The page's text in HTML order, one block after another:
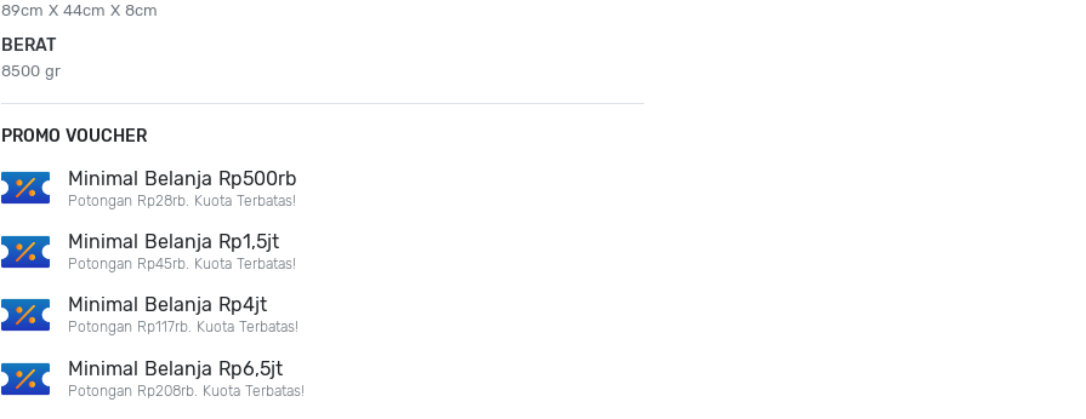
89cm X 44cm X 8cm
BERAT
8500 gr
PROMO VOUCHER
Minimal Belanja Rp500rb
Potongan Rp28rb. Kuota Terbatas!
Minimal Belanja Rp1,5jt
Potongan Rp45rb. Kuota Terbatas!
Minimal Belanja Rp4jt
Potongan Rp117rb. Kuota Terbatas!
Minimal Belanja Rp6,5jt
Potongan Rp208rb. Kuota Terbatas!